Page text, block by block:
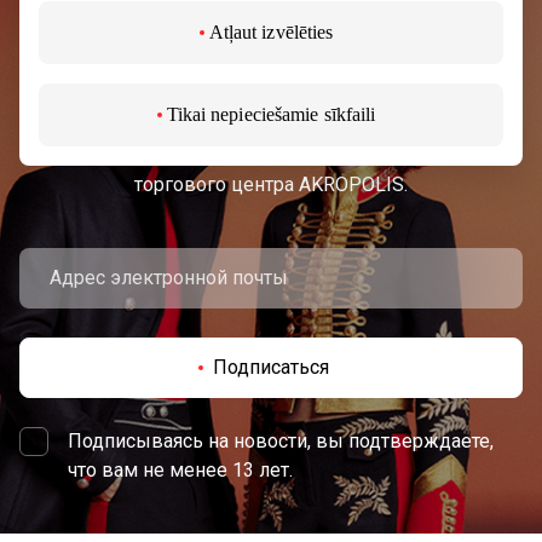
Atļaut izvēlēties
Tikai nepieciešamie sīkfaili
Подписывайтесь на рассылку
Узнайте первыми о лучших предложениях,
торгового центра AKROPOLIS.
Подписаться
Подписываясь на новости, вы подтверждаете,
что вам не менее 13 лет.